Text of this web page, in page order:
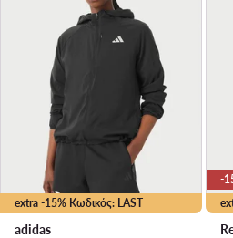
extra -15% Κωδικός: LAST
adidas
-